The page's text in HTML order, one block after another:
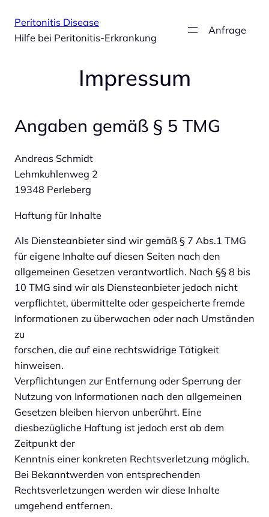
Inhalt
springen
Peritonitis Disease
Hilfe bei Peritonitis-Erkrankung
Anfrage
Impressum
Angaben gemäß § 5 TMG
Andreas Schmidt
Lehmkuhlenweg 2
19348 Perleberg
Haftung für Inhalte
Als Diensteanbieter sind wir gemäß § 7 Abs.1 TMG
für eigene Inhalte auf diesen Seiten nach den
allgemeinen Gesetzen verantwortlich. Nach §§ 8 bis
10 TMG sind wir als Diensteanbieter jedoch nicht
verpflichtet, übermittelte oder gespeicherte fremde
Informationen zu überwachen oder nach Umständen
zu
forschen, die auf eine rechtswidrige Tätigkeit
hinweisen.
Verpflichtungen zur Entfernung oder Sperrung der
Nutzung von Informationen nach den allgemeinen
Gesetzen bleiben hiervon unberührt. Eine
diesbezügliche Haftung ist jedoch erst ab dem
Zeitpunkt der
Kenntnis einer konkreten Rechtsverletzung möglich.
Bei Bekanntwerden von entsprechenden
Rechtsverletzungen werden wir diese Inhalte
umgehend entfernen.